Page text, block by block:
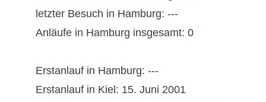
letzter Besuch in Hamburg: ---
Anläufe in Hamburg insgesamt: 0
Erstanlauf in Hamburg: ---
Erstanlauf in Kiel: 15. Juni 2001